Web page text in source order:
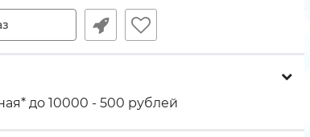
до 10000 - 500 рублей